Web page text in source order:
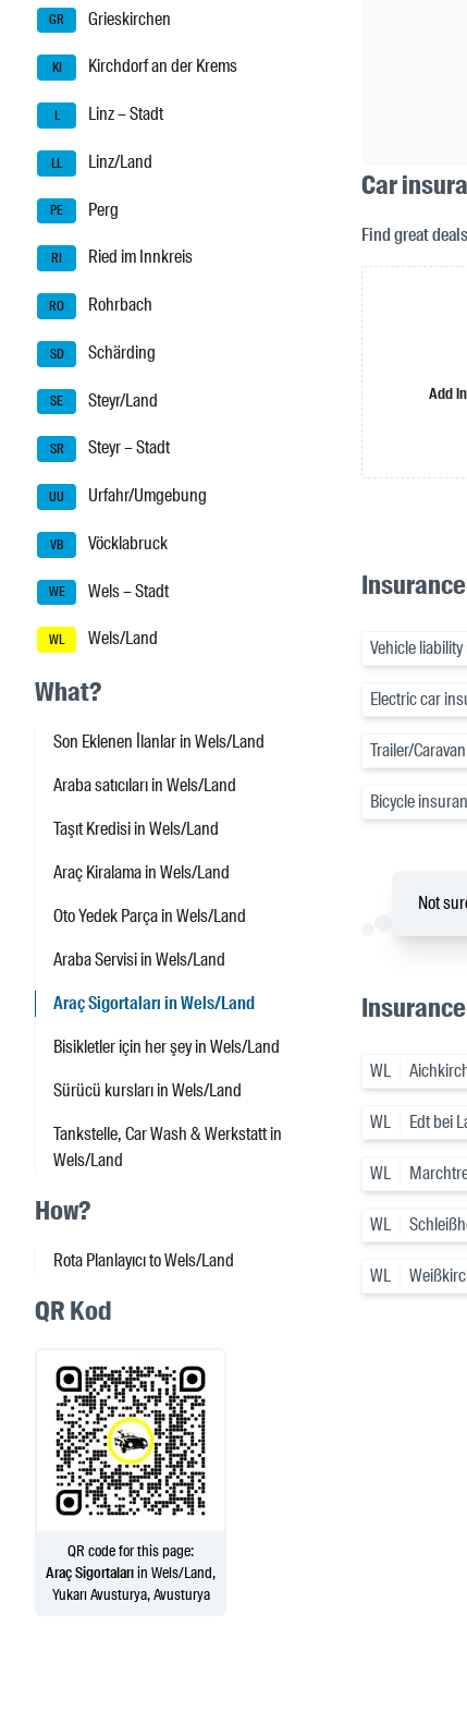
GR Grieskirchen
KI Kirchdorf an der Krems
L Linz – Stadt
LL Linz/Land
PE Perg
RI Ried im Innkreis
RO Rohrbach
SD Schärding
SE Steyr/Land
SR Steyr – Stadt
UU Urfahr/Umgebung
VB Vöcklabruck
WE Wels – Stadt
WL Wels/Land
What?
Son Eklenen İlanlar in Wels/Land
Araba satıcıları in Wels/Land
Taşıt Kredisi in Wels/Land
Araç Kiralama in Wels/Land
Oto Yedek Parça in Wels/Land
Araba Servisi in Wels/Land
Araç Sigortaları in Wels/Land
Bisikletler için her şey in Wels/Land
Sürücü kursları in Wels/Land
Tankstelle, Car Wash & Werkstatt in
Wels/Land
How?
Rota Planlayıcı to Wels/Land
QR Kod
QR code for this page:
Araç Sigortalarıin Wels/Land,
Yukarı Avusturya, Avusturya
Car
Find great
Add
Vehicle
Electric car
Trailer/
Bicycle
Not
WL
WL Edt bei
WL
WL
WL